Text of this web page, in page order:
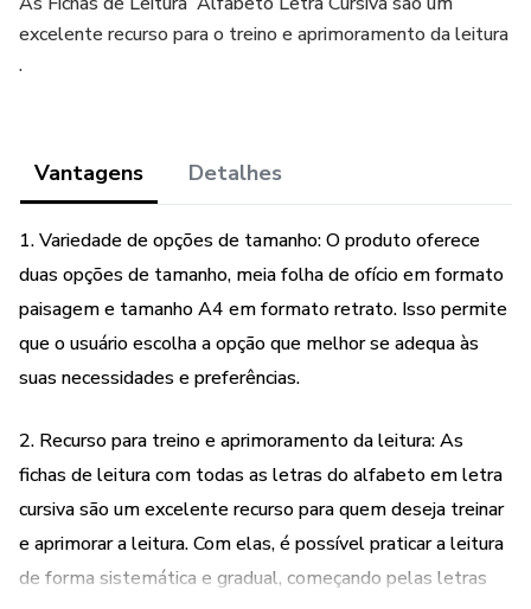
excelente recurso para o treino e aprimoramento da leitura
.
Vantagens Detalhes
1. Variedade de opções de tamanho: O produto oferece
duas opções de tamanho, meia folha de ofício em formato
paisagem e tamanho A4 em formato retrato. Isso permite
que o usuário escolha a opção que melhor se adequa às
suas necessidades e preferências.
2. Recurso para treino e aprimoramento da leitura: As
fichas de leitura com todas as letras do alfabeto em letra
cursiva são um excelente recurso para quem deseja treinar
e aprimorar a leitura. Com elas, é possível praticar a leitura
de forma sistemática e gradual, começando pelas letras